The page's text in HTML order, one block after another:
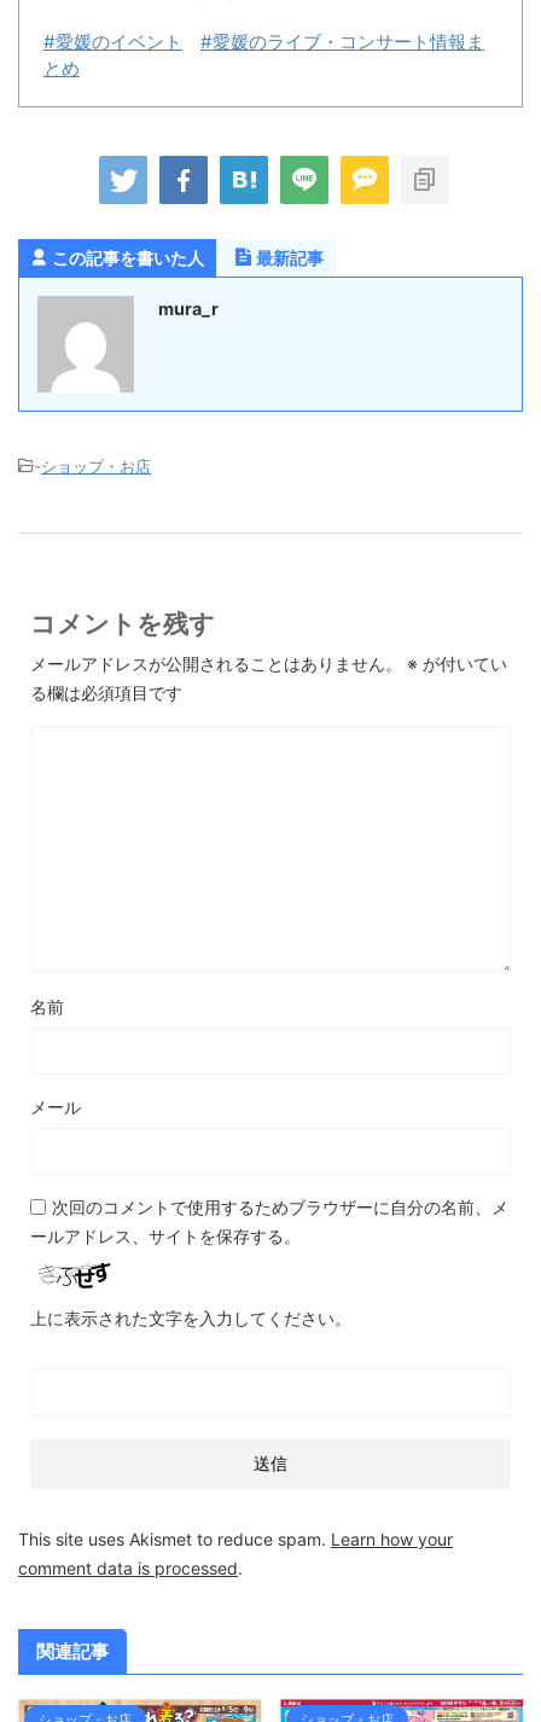
#愛媛のイベント
#愛媛のライブ・コンサート情報ま
とめ
この記事を書いた人 最新記事
mura_r
-ショップ・お店
コメントを残す
メールアドレスが公開されることはありません。 ※ が付いてい
る欄は必須項目です
名前
メール
次回のコメントで使用するためブラウザーに自分の名前、メ
ールアドレス、サイトを保存する。
上に表示された文字を入力してください。
This site uses Akismet to reduce spam. Learn how your
comment data is processed.
関連記事